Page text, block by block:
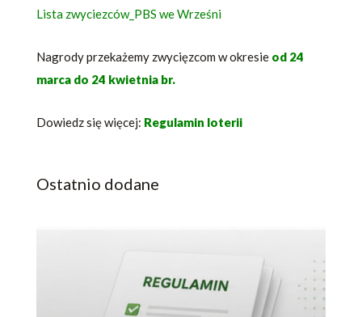
Lista zwyciezców_PBS we Wrześni
Nagrody przekażemy zwycięzcom w okresie od 24
marca do 24 kwietnia br.
Dowiedz się więcej: Regulamin loterii
Ostatnio dodane